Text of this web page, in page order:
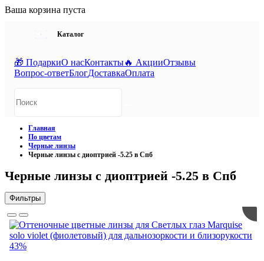
Ваша корзина пуста
Каталог
🎁 ПодаркиО насКонтакты🔥 АкцииОтзывы
Вопрос-ответБлогДоставкаОплата
Главная
По цветам
Черные линзы
Черные линзы с диоптрией -5.25 в Спб
Черные линзы с диоптрией -5.25 в Спб
Фильтры
43%